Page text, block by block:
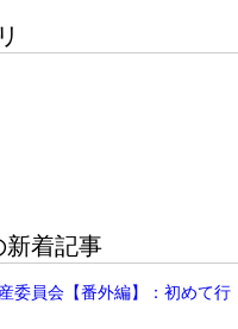
新着記事
委員会【番外編】：初めて行